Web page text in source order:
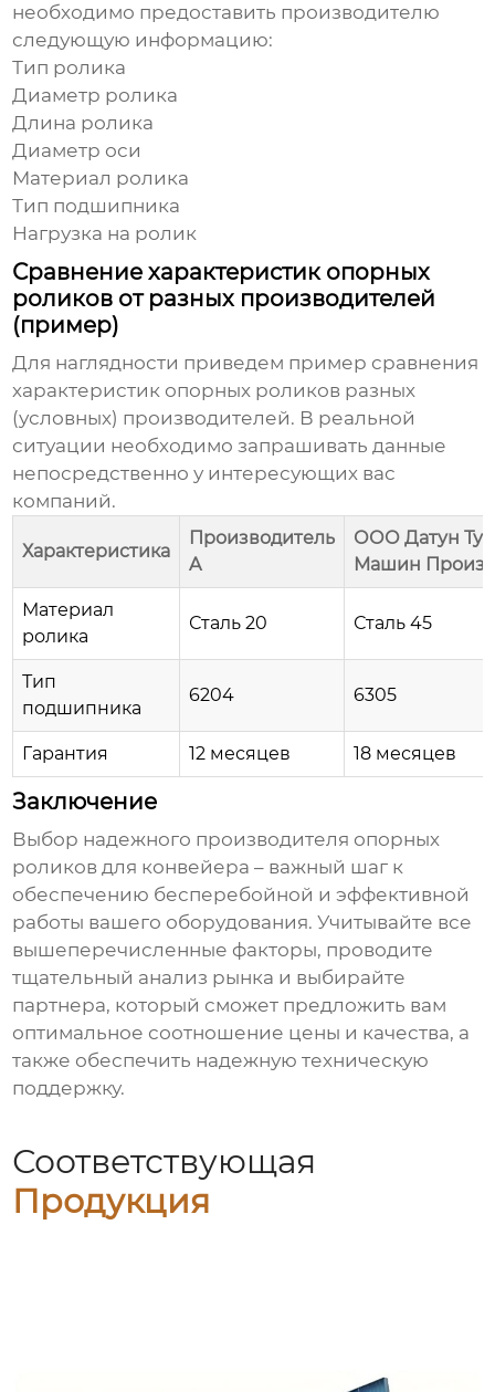
необходимо предоставить производителю
следующую информацию:
Тип ролика
Диаметр ролика
Длина ролика
Диаметр оси
Материал ролика
Тип подшипника
Нагрузка на ролик
Сравнение характеристик опорных
роликов от разных производителей
(пример)
Для наглядности приведем пример сравнения
характеристик опорных роликов разных
(условных) производителей. В реальной
ситуации необходимо запрашивать данные
непосредственно у интересующих вас
компаний.
Характеристика
Производитель
A
ООО Датун
Машин
Материал
ролика
Сталь 20 Сталь 45
Тип
подшипника
6204 6305
Гарантия 12 месяцев 18 месяцев
Заключение
Выбор надежного производителя опорных
роликов для конвейера – важный шаг к
обеспечению бесперебойной и эффективной
работы вашего оборудования. Учитывайте все
вышеперечисленные факторы, проводите
тщательный анализ рынка и выбирайте
партнера, который сможет предложить вам
оптимальное соотношение цены и качества, а
также обеспечить надежную техническую
поддержку.
Соответствующая
Продукция